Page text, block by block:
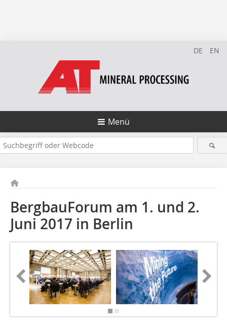
DE EN
Menü
BergbauForum am 1. und 2.
Juni 2017 in Berlin